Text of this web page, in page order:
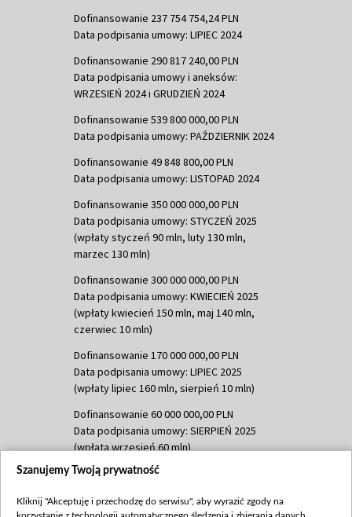
Dofinansowanie 237 754 754,24 PLN
Data podpisania umowy: LIPIEC 2024
Dofinansowanie 290 817 240,00 PLN
Data podpisania umowy i aneksów:
WRZESIEŃ 2024 i GRUDZIEŃ 2024
Dofinansowanie 539 800 000,00 PLN
Data podpisania umowy: PAŹDZIERNIK 2024
Dofinansowanie 49 848 800,00 PLN
Data podpisania umowy: LISTOPAD 2024
Dofinansowanie 350 000 000,00 PLN
Data podpisania umowy: STYCZEŃ 2025
(wpłaty styczeń 90 mln, luty 130 mln,
marzec 130 mln)
Dofinansowanie 300 000 000,00 PLN
Data podpisania umowy: KWIECIEŃ 2025
(wpłaty kwiecień 150 mln, maj 140 mln,
czerwiec 10 mln)
Dofinansowanie 170 000 000,00 PLN
Data podpisania umowy: LIPIEC 2025
(wpłaty lipiec 160 mln, sierpień 10 mln)
Dofinansowanie 60 000 000,00 PLN
Data podpisania umowy: SIERPIEŃ 2025
(wpłata wrzesień 60 mln)
Dofinansowanie 635 783 051,21 PLN
(wpłata wrzesień 100 mln, październik 350
Szanujemy Twoją prywatność
Kliknij "Akceptuję i przechodzę do serwisu", aby wyrazić zgody na